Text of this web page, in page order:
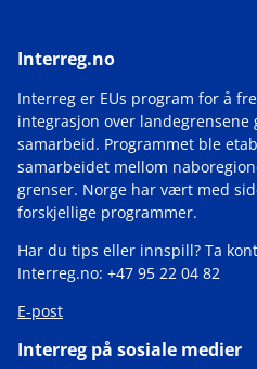
Interreg.no
Interreg er EUs program for å
integrasjon over
samarbeid. Programmet ble
samarbeidet mellom
grenser. Norge har vært med
forskjellige programmer.
Har du tips eller innspill? Ta
Interreg.no: +47 95 22 04 82
E-post
Interreg på sosiale medier